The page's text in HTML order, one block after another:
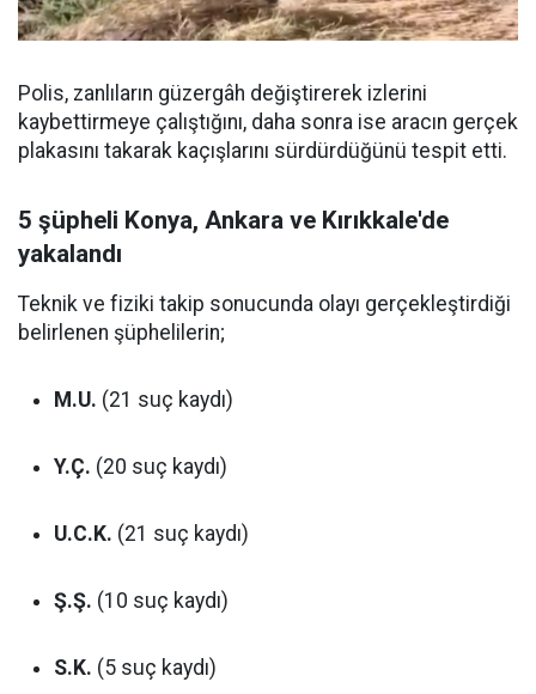
Polis, zanlıların güzergâh değiştirerek izlerini
kaybettirmeye çalıştığını, daha sonra ise aracın gerçek
plakasını takarak kaçışlarını sürdürdüğünü tespit etti.
5 şüpheli Konya, Ankara ve Kırıkkale'de
yakalandı
Teknik ve fiziki takip sonucunda olayı gerçekleştirdiği
belirlenen şüphelilerin;
M.U. (21 suç kaydı)
Y.Ç. (20 suç kaydı)
U.C.K. (21 suç kaydı)
Ş.Ş. (10 suç kaydı)
S.K. (5 suç kaydı)